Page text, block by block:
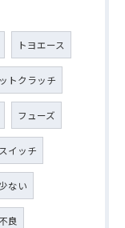
トヨエース
トクラッチ
フューズ
スイッチ
ない
良